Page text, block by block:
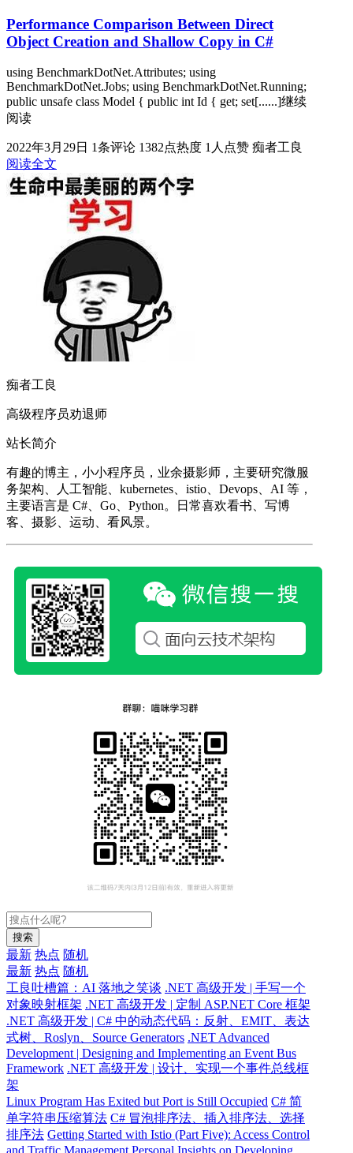
Performance Comparison Between Direct
Object Creation and Shallow Copy in C#
using BenchmarkDotNet.Attributes; using
BenchmarkDotNet.Jobs; using BenchmarkDotNet.Running;
public unsafe class Model { public int Id { get; set[......]继续
阅读
2022年3月29日 1条评论 1382点热度 1人点赞 痴者工良
阅读全文
痴者工良
高级程序员劝退师
站长简介
有趣的博主，小小程序员，业余摄影师，主要研究微服
务架构、人工智能、kubernetes、istio、Devops、AI 等，
主要语言是 C#、Go、Python。日常喜欢看书、写博
客、摄影、运动、看风景。
搜索
最新 热点 随机
最新 热点 随机
工良吐槽篇：AI 落地之笑谈 .NET 高级开发 | 手写一个
对象映射框架 .NET 高级开发 | 定制 ASP.NET Core 框架
.NET 高级开发 | C# 中的动态代码：反射、EMIT、表达
式树、Roslyn、Source Generators .NET Advanced
Development | Designing and Implementing an Event Bus
Framework .NET 高级开发 | 设计、实现一个事件总线框
架
Linux Program Has Exited but Port is Still Occupied C# 简
单字符串压缩算法 C# 冒泡排序法、插入排序法、选择
排序法 Getting Started with Istio (Part Five): Access Control